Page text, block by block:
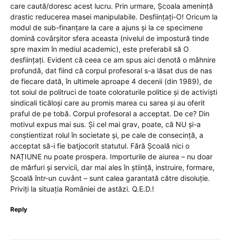
care caută/doresc acest lucru. Prin urmare, Școala amenință
drastic reducerea masei manipulabile. Desființați-O! Oricum la
modul de sub-finanțare la care a ajuns și la ce specimene
domină covârșitor sfera aceasta (nivelul de impostură tinde
spre maxim în mediul academic), este preferabil să O
desființați. Evident că ceea ce am spus aici denotă o mâhnire
profundă, dat fiind că corpul profesoral s-a lăsat dus de nas
de fiecare dată, în ultimele aproape 4 decenii (din 1989), de
tot soiul de politruci de toate coloraturile politice și de activiști
sindicali ticăloși care au promis marea cu sarea și au oferit
praful de pe tobă. Corpul profesoral a acceptat. De ce? Din
motivul expus mai sus. Și cel mai grav, poate, că NU și-a
conștientizat rolul în societate și, pe cale de consecință, a
acceptat să-i fie batjocorit statutul. Fără Școală nici o
NAȚIUNE nu poate prospera. Importurile de aiurea – nu doar
de mărfuri și servicii, dar mai ales în știință, instruire, formare,
Școală într-un cuvânt – sunt calea garantată către disoluție.
Priviți la situația României de astăzi. Q.E.D.!
Reply